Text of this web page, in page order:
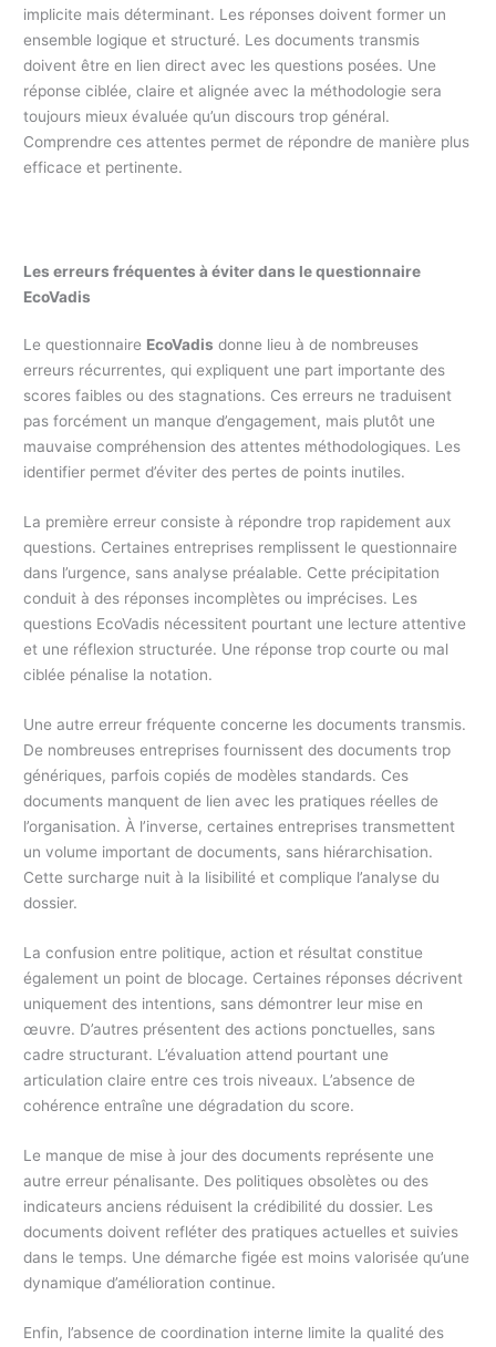
implicite mais déterminant. Les réponses doivent former un
ensemble logique et structuré. Les documents transmis
doivent être en lien direct avec les questions posées. Une
réponse ciblée, claire et alignée avec la méthodologie sera
toujours mieux évaluée qu’un discours trop général.
Comprendre ces attentes permet de répondre de manière plus
efficace et pertinente.
Les erreurs fréquentes à éviter dans le questionnaire
EcoVadis
Le questionnaire EcoVadis donne lieu à de nombreuses
erreurs récurrentes, qui expliquent une part importante des
scores faibles ou des stagnations. Ces erreurs ne traduisent
pas forcément un manque d’engagement, mais plutôt une
mauvaise compréhension des attentes méthodologiques. Les
identifier permet d’éviter des pertes de points inutiles.
La première erreur consiste à répondre trop rapidement aux
questions. Certaines entreprises remplissent le questionnaire
dans l’urgence, sans analyse préalable. Cette précipitation
conduit à des réponses incomplètes ou imprécises. Les
questions EcoVadis nécessitent pourtant une lecture attentive
et une réflexion structurée. Une réponse trop courte ou mal
ciblée pénalise la notation.
Une autre erreur fréquente concerne les documents transmis.
De nombreuses entreprises fournissent des documents trop
génériques, parfois copiés de modèles standards. Ces
documents manquent de lien avec les pratiques réelles de
l’organisation. À l’inverse, certaines entreprises transmettent
un volume important de documents, sans hiérarchisation.
Cette surcharge nuit à la lisibilité et complique l’analyse du
dossier.
La confusion entre politique, action et résultat constitue
également un point de blocage. Certaines réponses décrivent
uniquement des intentions, sans démontrer leur mise en
œuvre. D’autres présentent des actions ponctuelles, sans
cadre structurant. L’évaluation attend pourtant une
articulation claire entre ces trois niveaux. L’absence de
cohérence entraîne une dégradation du score.
Le manque de mise à jour des documents représente une
autre erreur pénalisante. Des politiques obsolètes ou des
indicateurs anciens réduisent la crédibilité du dossier. Les
documents doivent refléter des pratiques actuelles et suivies
dans le temps. Une démarche figée est moins valorisée qu’une
dynamique d’amélioration continue.
Enfin, l’absence de coordination interne limite la qualité des